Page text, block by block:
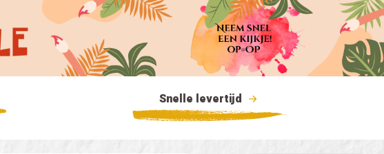
Snelle levertijd